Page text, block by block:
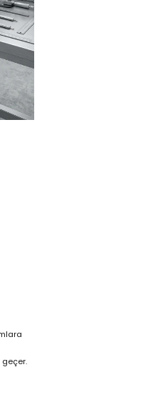
geçer.